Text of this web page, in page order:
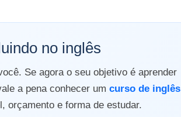
no inglês
Se agora o seu objetivo é aprender
a pena conhecer um curso de inglês
orçamento e forma de estudar.